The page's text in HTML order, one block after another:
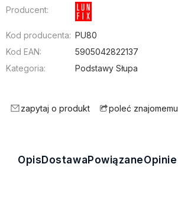
Producent:
Kod producenta: PU80
Kod EAN:
5905042822137
Kategoria:
Podstawy Słupa
zapytaj o produkt poleć znajomemu
OpisDostawaPowiązaneOpinie